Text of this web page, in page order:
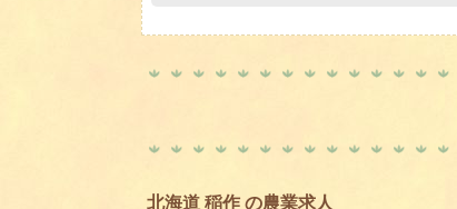
北海道 稲作 の農業求人